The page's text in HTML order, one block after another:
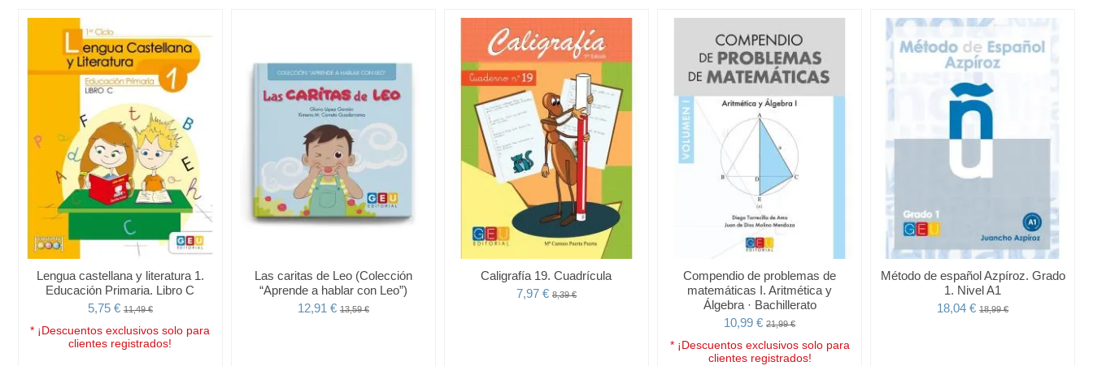
Lengua castellana y literatura 1.
Educación Primaria. Libro C
5,75 €11,49 €
* ¡Descuentos exclusivos solo para
clientes registrados!
Las caritas de Leo (Colección
“Aprende a hablar con Leo”)
12,91 € 13,59 €
Caligrafía 19. Cuadrícula
7,97 € 8,39 €
Compendio de problemas de
matemáticas I. Aritmética y
Álgebra · Bachillerato
10,99 €21,99 €
* ¡Descuentos exclusivos solo para
clientes registrados!
Método de español Azpíroz. Grado
1. Nivel A1
18,04 €18,99 €